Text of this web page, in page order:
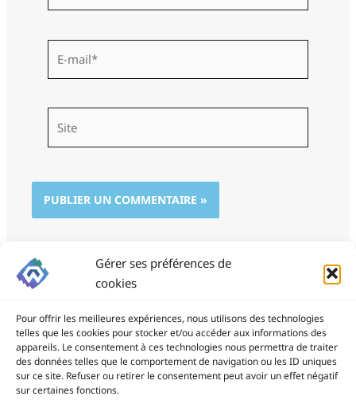
Gérer ses préférences de
cookies
Pour offrir les meilleures expériences, nous utilisons des technologies
telles que les cookies pour stocker et/ou accéder aux informations des
appareils. Le consentement à ces technologies nous permettra de traiter
des données telles que le comportement de navigation ou les ID uniques
sur ce site. Refuser ou retirer le consentement peut avoir un effet négatif
sur certaines fonctions.
mail*
ProSite - 06 85 94 34 21
prositegestion@gmail.com